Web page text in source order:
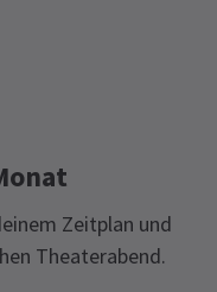
Zeitplan und
Theaterabend.